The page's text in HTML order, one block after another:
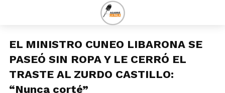
EL MINISTRO CUNEO LIBARONA SE
PASEÓ SIN ROPA Y LE CERRÓ EL
TRASTE AL ZURDO CASTILLO:
“Nunca corté”